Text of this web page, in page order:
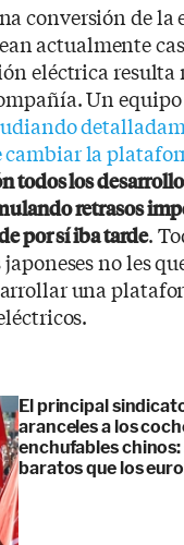
conversión de la
actualmente
eléctrica resulta
Un
la
todos los
retrasos
por sí iba tarde.
no les
una
El principal
aranceles a los
enchufables
baratos que los